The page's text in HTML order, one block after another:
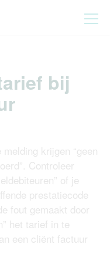
bij
krijgen “geen
Controleer
of je
prestatiecode
fout gemaakt door
het tarief in te
een cliënt factuur